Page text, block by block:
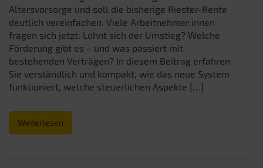
Altersvorsorge und soll die bisherige Riester-Rente
deutlich vereinfachen. Viele Arbeitnehmer:innen
fragen sich jetzt: Lohnt sich der Umstieg? Welche
Förderung gibt es – und was passiert mit
bestehenden Verträgen? In diesem Beitrag erfahren
Sie verständlich und kompakt, wie das neue System
funktioniert, welche steuerlichen Aspekte […]
Weiterlesen